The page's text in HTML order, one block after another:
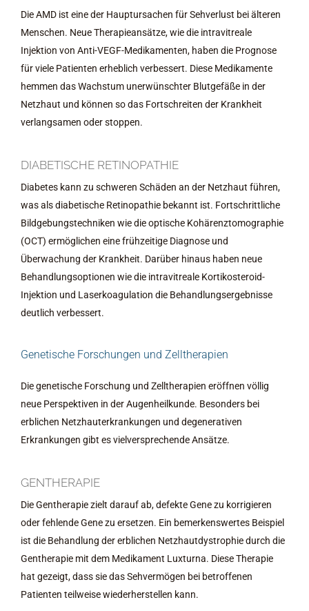
Die AMD ist eine der Hauptursachen für Sehverlust bei älteren
Menschen. Neue Therapieansätze, wie die intravitreale
Injektion von Anti-VEGF-Medikamenten, haben die Prognose
für viele Patienten erheblich verbessert. Diese Medikamente
hemmen das Wachstum unerwünschter Blutgefäße in der
Netzhaut und können so das Fortschreiten der Krankheit
verlangsamen oder stoppen.
DIABETISCHE RETINOPATHIE
Diabetes kann zu schweren Schäden an der Netzhaut führen,
was als diabetische Retinopathie bekannt ist. Fortschrittliche
Bildgebungstechniken wie die optische Kohärenztomographie
(OCT) ermöglichen eine frühzeitige Diagnose und
Überwachung der Krankheit. Darüber hinaus haben neue
Behandlungsoptionen wie die intravitreale Kortikosteroid-
Injektion und Laserkoagulation die Behandlungsergebnisse
deutlich verbessert.
Genetische Forschungen und Zelltherapien
Die genetische Forschung und Zelltherapien eröffnen völlig
neue Perspektiven in der Augenheilkunde. Besonders bei
erblichen Netzhauterkrankungen und degenerativen
Erkrankungen gibt es vielversprechende Ansätze.
GENTHERAPIE
Die Gentherapie zielt darauf ab, defekte Gene zu korrigieren
oder fehlende Gene zu ersetzen. Ein bemerkenswertes Beispiel
ist die Behandlung der erblichen Netzhautdystrophie durch die
Gentherapie mit dem Medikament Luxturna. Diese Therapie
hat gezeigt, dass sie das Sehvermögen bei betroffenen
Patienten teilweise wiederherstellen kann.